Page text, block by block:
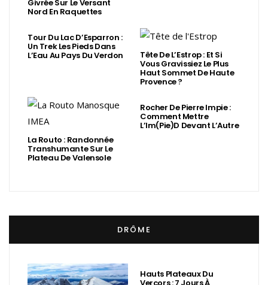
Givrée Sur Le Versant
Nord En Raquettes
Tour Du Lac D’Esparron :
Un Trek Les Pieds Dans
L’Eau Au Pays Du Verdon Tête De L’Estrop : Et Si
Vous Gravissiez Le Plus
Haut Sommet De Haute
Provence ?
La Routo : Randonnée
Transhumante Sur Le
Plateau De Valensole
Rocher De Pierre Impie :
Comment Mettre
L’Im(Pie)d Devant L’Autre
DRÔME
Hauts Plateaux Du
Vercors : 7 Jours À